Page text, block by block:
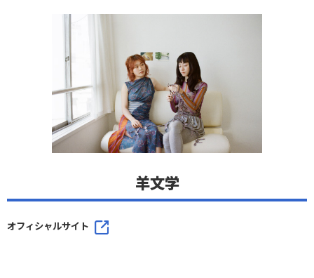
羊文学
オフィシャルサイト